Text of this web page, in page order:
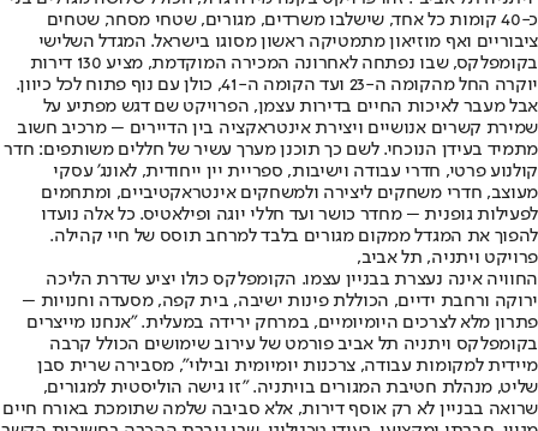
כ-40 קומות כל אחד, שישלבו משרדים, מגורים, שטחי מסחר, שטחים
ציבוריים ואף מוזיאון מתמטיקה ראשון מסוגו בישראל. המגדל השלישי
בקומפלקס, שבו נפתחה לאחרונה המכירה המוקדמת, מציע 130 דירות
יוקרה החל מהקומה ה-23 ועד הקומה ה-41, כולן עם נוף פתוח לכל כיוון.
אבל מעבר לאיכות החיים בדירות עצמן, הפרויקט שם דגש מפתיע על
שמירת קשרים אנושיים ויצירת אינטראקציה בין הדיירים – מרכיב חשוב
מתמיד בעידן הנוכחי. לשם כך תוכנן מערך עשיר של חללים משותפים: חדר
קולנוע פרטי, חדרי עבודה וישיבות, ספריית יין ייחודית, לאונג' עסקי
מעוצב, חדרי משחקים ליצירה ולמשחקים אינטראקטיביים, ומתחמים
לפעילות גופנית – מחדר כושר ועד חללי יוגה ופילאטיס. כל אלה נועדו
להפוך את המגדל ממקום מגורים בלבד למרחב תוסס של חיי קהילה.
פרויקט ויתניה, תל אביב,
החוויה אינה נעצרת בבניין עצמו. הקומפלקס כולו יציע שדרת הליכה
ירוקה ורחבת ידיים, הכוללת פינות ישיבה, בית קפה, מסעדה וחנויות –
פתרון מלא לצרכים היומיומיים, במרחק ירידה במעלית. "אנחנו מייצרים
בקומפלקס ויתניה תל אביב פורמט של עירוב שימושים הכולל קרבה
מיידית למקומות עבודה, צרכנות יומיומית ובילוי", מסבירה שרית סבן
שליט, מנהלת חטיבת המגורים בויתניה. "זו גישה הוליסטית למגורים,
שרואה בבניין לא רק אוסף דירות, אלא סביבה שלמה שתומכת באורח חיים